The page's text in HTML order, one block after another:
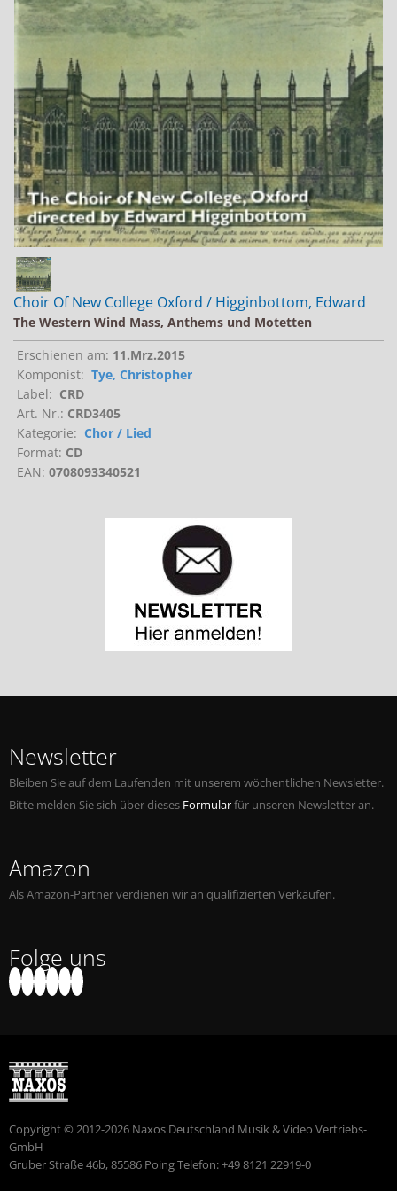
Jobs bei Naxos
Naxos Deutschland Blog
Naxos weltweit
Choir Of New College Oxford / Higginbottom, Edward
The Western Wind Mass, Anthems und Motetten
Erschienen am: 11.Mrz.2015
Komponist: Tye, Christopher
Label: CRD
Art. Nr.: CRD3405
Kategorie: Chor / Lied
Format: CD
EAN: 0708093340521
Newsletter
Bleiben Sie auf dem Laufenden mit unserem wöchentlichen Newsletter.
Bitte melden Sie sich über dieses Formularfür unseren Newsletter an.
Amazon
Als Amazon-Partner verdienen wir an qualifizierten Verkäufen.
Folge uns
Copyright © 2012-2026 Naxos Deutschland Musik & Video Vertriebs-
GmbH
Gruber Straße 46b, 85586 Poing Telefon: +49 8121 22919-0